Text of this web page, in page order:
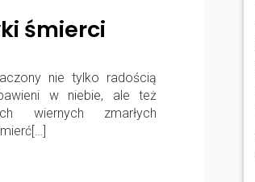
śmierci
nie tylko radością
w niebie, ale też
wiernych zmarłych